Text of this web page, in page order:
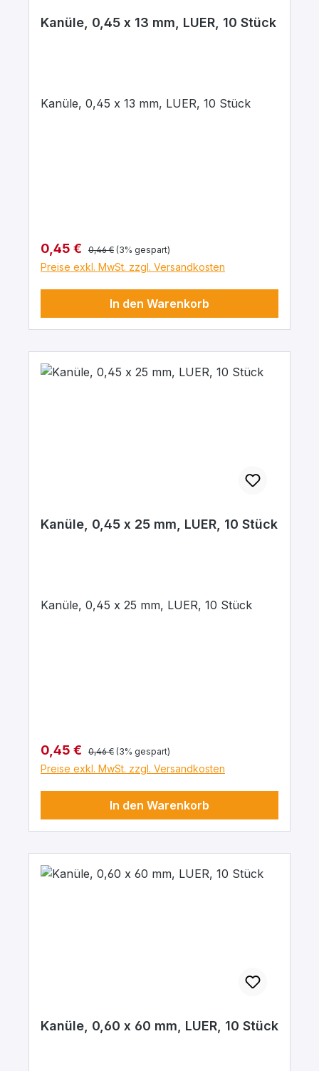
Kanüle, 0,45 x 13 mm, LUER, 10 Stück
Kanüle, 0,45 x 13 mm, LUER, 10 Stück
Verkaufspreis:
0,45 € Regulärer Preis:
0,46 € (3% gespart)
Preise exkl. MwSt. zzgl. Versandkosten
In den Warenkorb
Kanüle, 0,45 x 25 mm, LUER, 10 Stück
Kanüle, 0,45 x 25 mm, LUER, 10 Stück
Verkaufspreis:
0,45 € Regulärer Preis:
0,46 € (3% gespart)
Preise exkl. MwSt. zzgl. Versandkosten
In den Warenkorb
Kanüle, 0,60 x 60 mm, LUER, 10 Stück